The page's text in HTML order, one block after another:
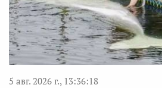
5 авг. 2026 г., 13:36:18